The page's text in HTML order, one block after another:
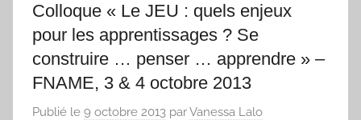
Colloque « Le JEU : quels enjeux
pour les apprentissages ? Se
construire … penser … apprendre » –
FNAME, 3 & 4 octobre 2013
Publié le 9 octobre 2013 parVanessa Lalo